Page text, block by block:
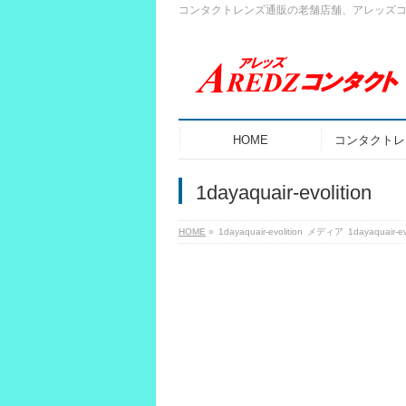
コンタクトレンズ通販の老舗店舗、アレッズ
HOME コンタクト
1dayaquair-evolition
HOME » 1dayaquair-evolition メディア 1dayaquair-